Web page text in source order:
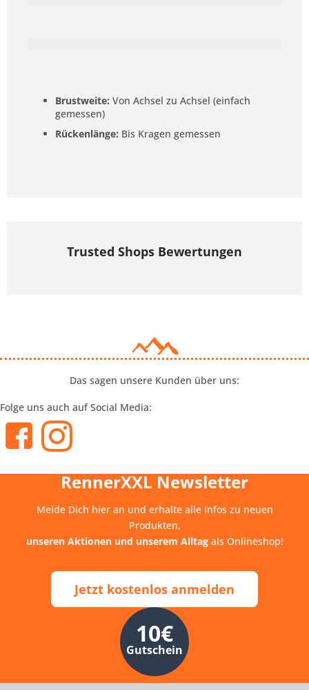
Brustweite: Von Achsel zu Achsel (einfach
gemessen)
Rückenlänge: Bis Kragen gemessen
Trusted Shops Bewertungen
Das sagen unsere Kunden über uns:
Folge uns auch auf Social Media:
RennerXXL Newsletter
Melde Dich hier an und erhalte alle Infos zu neuen
Produkten,
unseren Aktionen und unserem Alltagals Onlineshop!
Jetzt kostenlos anmelden
10€
Gutschein